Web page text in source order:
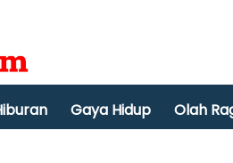
Gaya Hidup Olah